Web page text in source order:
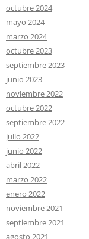
octubre 2024
mayo 2024
marzo 2024
octubre 2023
septiembre 2023
junio 2023
noviembre 2022
octubre 2022
septiembre 2022
julio 2022
junio 2022
abril 2022
marzo 2022
enero 2022
noviembre 2021
septiembre 2021
agosto 2021